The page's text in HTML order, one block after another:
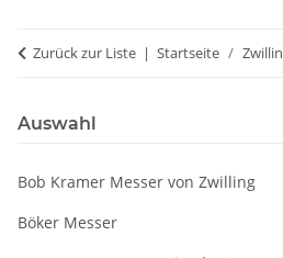
Zurück zur Liste Startseite
Auswahl
Bob Kramer Messer von Zwilling
Böker Messer